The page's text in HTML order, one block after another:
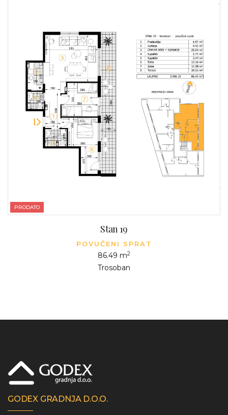
PRODATO
Stan 19
POVUČENI SPRAT
86.49 m2
Trosoban
GODEX GRADNJA D.O.O.